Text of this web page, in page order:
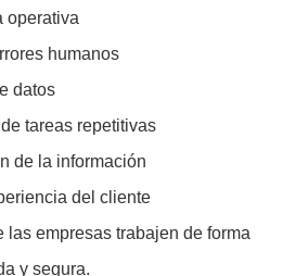
operativa
humanos
datos
tareas repetitivas
de la información
del cliente
las empresas trabajen de forma
y segura.